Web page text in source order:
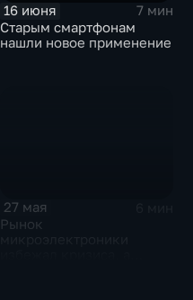
16 июня
7 мин
Старым смартфонам
нашли новое применение
27 мая
Рынок